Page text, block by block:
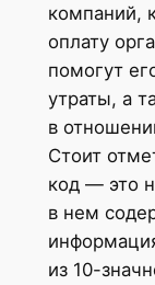
компаний,
оплату
помогут
утраты, а
в
Стоит
код — это
в нем
из 10-